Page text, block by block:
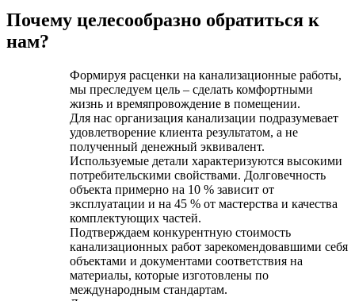
Почему целесообразно обратиться к
нам?
Формируя расценки на канализационные работы,
мы преследуем цель – сделать комфортными
жизнь и времяпровождение в помещении.
Для нас организация канализации подразумевает
удовлетворение клиента результатом, а не
полученный денежный эквивалент.
Используемые детали характеризуются высокими
потребительскими свойствами. Долговечность
объекта примерно на 10 % зависит от
эксплуатации и на 45 % от мастерства и качества
комплектующих частей.
Подтверждаем конкурентную стоимость
канализационных работ зарекомендовавшими себя
объектами и документами соответствия на
материалы, которые изготовлены по
международным стандартам.